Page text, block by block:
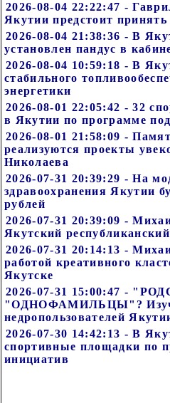
2026-08-04 22:22:47 -
Якутии предстоит
2026-08-04 21:38:36 - В
установлен пандус в
2026-08-04 10:59:18 - В
стабильного
энергетики
2026-08-01 22:05:42 - 32
в Якутии по программе
2026-08-01 21:58:09 -
реализуются проекты
Николаева
2026-07-31 20:39:29 - На
здравоохранения Якутии
рублей
2026-07-31 20:39:09 -
Якутский
2026-07-31 20:14:13 -
работой креативного
Якутске
2026-07-31 15:00:47 -
"ОДНОФАМИЛЬЦЫ"?
недропользователей
2026-07-30 14:42:13 - В
спортивные площадки по
инициатив